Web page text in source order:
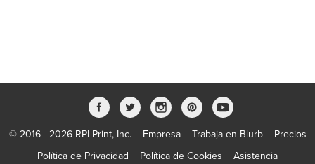
© 2016 - 2026 RPI Print, Inc. Empresa Trabaja en Blurb
Precios
Política de Privacidad
Política de Cookies Asistencia